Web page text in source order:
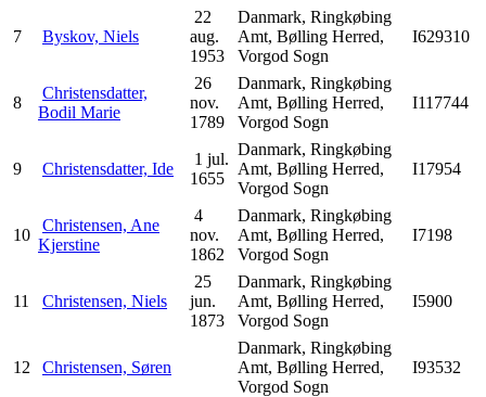
7 Byskov, Niels
22
aug.
1953
Danmark, Ringkøbing
Amt, Bølling Herred,
Vorgod Sogn
I629310
8
Christensdatter,
Bodil Marie
26
nov.
1789
Danmark, Ringkøbing
Amt, Bølling Herred,
Vorgod Sogn
I117744
9 Christensdatter, Ide
1 jul.
1655
Danmark, Ringkøbing
Amt, Bølling Herred,
Vorgod Sogn
I17954
10
Christensen, Ane
Kjerstine
4
nov.
1862
Danmark, Ringkøbing
Amt, Bølling Herred,
Vorgod Sogn
I7198
11 Christensen, Niels
25
jun.
1873
Danmark, Ringkøbing
Amt, Bølling Herred,
Vorgod Sogn
I5900
12 Christensen, Søren
Danmark, Ringkøbing
Amt, Bølling Herred,
Vorgod Sogn
I93532